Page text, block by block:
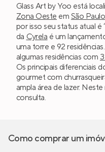
Glass Art by Yoo está
Zona Oeste em São Paulo
por isso seu status atual
da Cyrela é um
uma torre e 92
algumas residências com
Os principais diferenciais
gourmet com
ampla área de lazer.
consulta.
Como comprar um